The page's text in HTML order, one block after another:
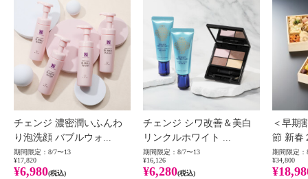
チェンジ 濃密潤いふんわ
り泡洗顔 バブルウォ...
期間限定：8/7〜13
¥17,820
¥6,980(税込)
チェンジ シワ改善＆美白
リンクルホワイト ...
期間限定：8/7〜13
¥16,126
¥6,280(税込)
＜早期
節 新春
期間限定：
¥34,800